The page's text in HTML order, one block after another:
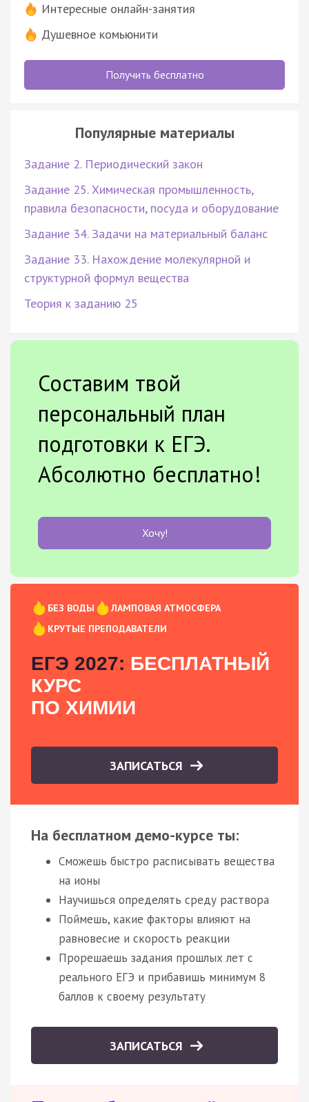
Интересные онлайн-занятия
Душевное комьюнити
Получить бесплатно
Популярные материалы
Задание 2. Периодический закон
Задание 25. Химическая промышленность,
правила безопасности, посуда и оборудование
Задание 34. Задачи на материальный баланс
Задание 33. Нахождение молекулярной и
структурной формул вещества
Теория к заданию 25
Составим твой
персональный план
подготовки к ЕГЭ.
Абсолютно бесплатно!
Хочу!
БЕЗ ВОДЫ
ЛАМПОВАЯ АТМОСФЕРА
КРУТЫЕ ПРЕПОДАВАТЕЛИ
ЕГЭ 2027: БЕСПЛАТНЫЙ
КУРС
ПО ХИМИИ
ЗАПИСАТЬСЯ
На бесплатном демо-курсе ты:
Сможешь быстро расписывать вещества
на ионы
Научишься определять среду раствора
Поймешь, какие факторы влияют на
равновесие и скорость реакции
Прорешаешь задания прошлых лет с
реального ЕГЭ и прибавишь минимум 8
баллов к своему результату
ЗАПИСАТЬСЯ